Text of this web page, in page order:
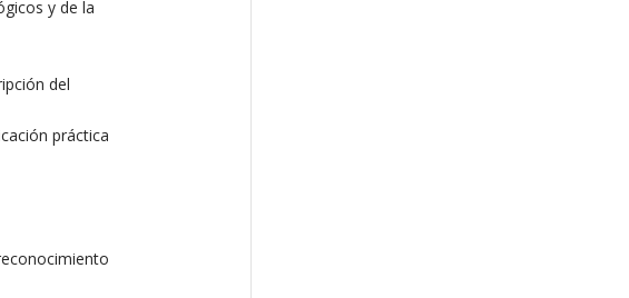
y de la
del
práctica